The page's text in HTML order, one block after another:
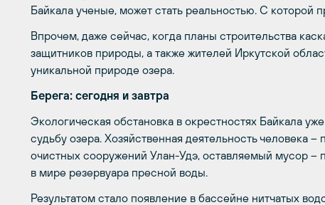
Байкала ученые, может стать реальностью. С которой
Впрочем, даже сейчас, когда планы строительства
защитников природы, а также жителей Иркутской
уникальной природе озера.
Берега: сегодня и завтра
Экологическая обстановка в окрестностях Байкала
судьбу озера. Хозяйственная деятельность человека
очистных сооружений Улан-Удэ, оставляемый мусор –
в мире резервуара пресной воды.
Результатом стало появление в бассейне нитчатых